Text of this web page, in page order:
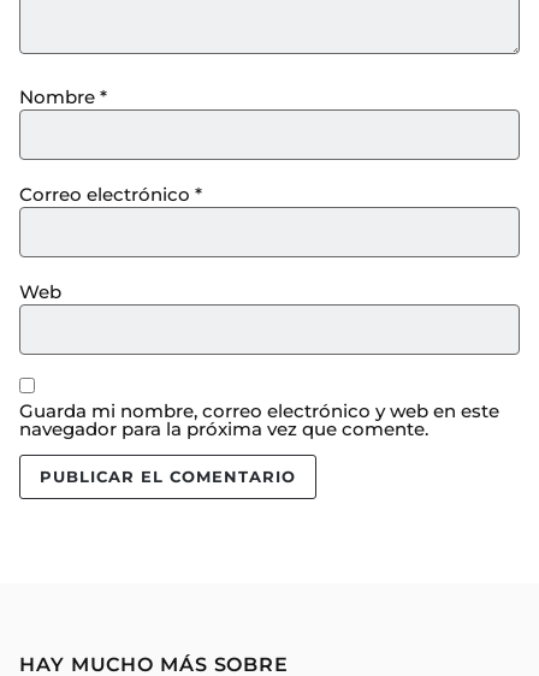
Nombre *
Correo electrónico *
Web
Guarda mi nombre, correo electrónico y web en este
navegador para la próxima vez que comente.
HAY MUCHO MÁS SOBRE